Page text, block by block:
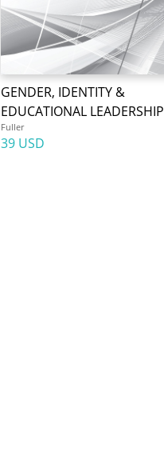
GENDER, IDENTITY &
EDUCATIONAL LEADERSHIP
Fuller
39 USD